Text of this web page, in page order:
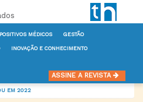
MÉDICOS GESTÃO
INOVAÇÃO E CONHECIMENTO
ASSINE A REVISTA
EM 2022